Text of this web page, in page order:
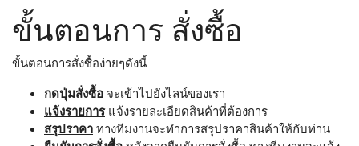
ขั้นตอนการ สั่งซื้อ
ขั้นตอนการสั่งซื้อง่ายๆดังนี้
กดปุ่มสั่งซื้อ จะเข้าไปยังไลน์ของเรา
แจ้งรายการแจ้งรายละเอียดสินค้าที่ต้องการ
สรุปราคา ทางทีมงานจะทำการสรุปราคาสินค้าให้กับท่าน